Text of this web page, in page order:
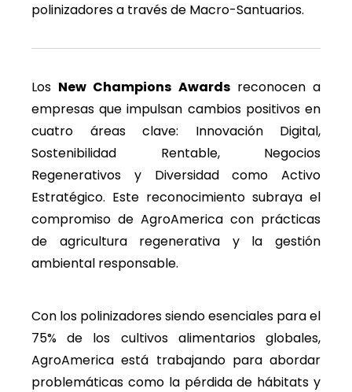
polinizadores a través de Macro-Santuarios.
Los New Champions Awardsreconocen a
empresas que impulsan cambios positivos en
cuatro áreas clave: Innovación Digital,
Sostenibilidad Rentable, Negocios
Regenerativos y Diversidad como Activo
Estratégico. Este reconocimiento subraya el
compromiso de AgroAmerica con prácticas
de agricultura regenerativa y la gestión
ambiental responsable.
Con los polinizadores siendo esenciales para el
75% de los cultivos alimentarios globales,
AgroAmerica está trabajando para abordar
problemáticas como la pérdida de hábitats y